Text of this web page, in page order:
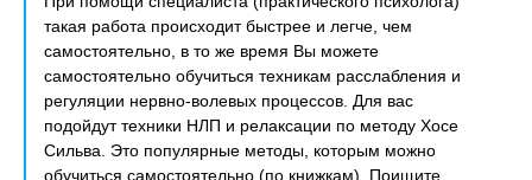
такая работа происходит быстрее и легче, чем
самостоятельно, в то же время Вы можете
самостоятельно обучиться техникам расслабления и
регуляции нервно-волевых процессов. Для вас
подойдут техники НЛП и релаксации по методу Хосе
Сильва. Это популярные методы, которым можно
обучиться самостоятельно (по книжкам). Поищите